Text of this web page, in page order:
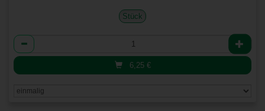
Stück
Anzahl
6,25 €